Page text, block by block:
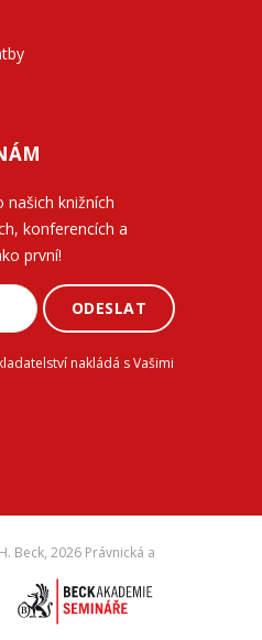
knižních
konferencích a
první!
ODESLAT
nakládá s Vašimi
Beck, 2026 Právnická a